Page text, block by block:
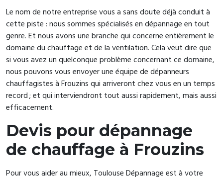
Le nom de notre entreprise vous a sans doute déjà conduit à
cette piste : nous sommes spécialisés en dépannage en tout
genre. Et nous avons une branche qui concerne entièrement le
domaine du chauffage et de la ventilation. Cela veut dire que
si vous avez un quelconque problème concernant ce domaine,
nous pouvons vous envoyer une équipe de dépanneurs
chauffagistes à Frouzins qui arriveront chez vous en un temps
record ; et qui interviendront tout aussi rapidement, mais aussi
efficacement.
Devis pour dépannage
de chauffage à Frouzins
Pour vous aider au mieux, Toulouse Dépannage est à votre